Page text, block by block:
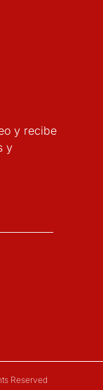
y recibe
y
Reserved